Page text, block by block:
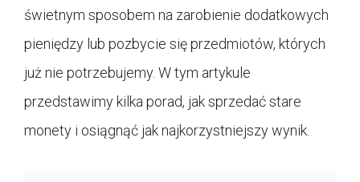
świetnym sposobem na zarobienie dodatkowych
pieniędzy lub pozbycie się przedmiotów, których
już nie potrzebujemy. W tym artykule
przedstawimy kilka porad, jak sprzedać stare
monety i osiągnąć jak najkorzystniejszy wynik.